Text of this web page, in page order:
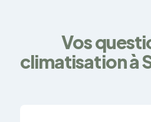
Vos
climatisation à